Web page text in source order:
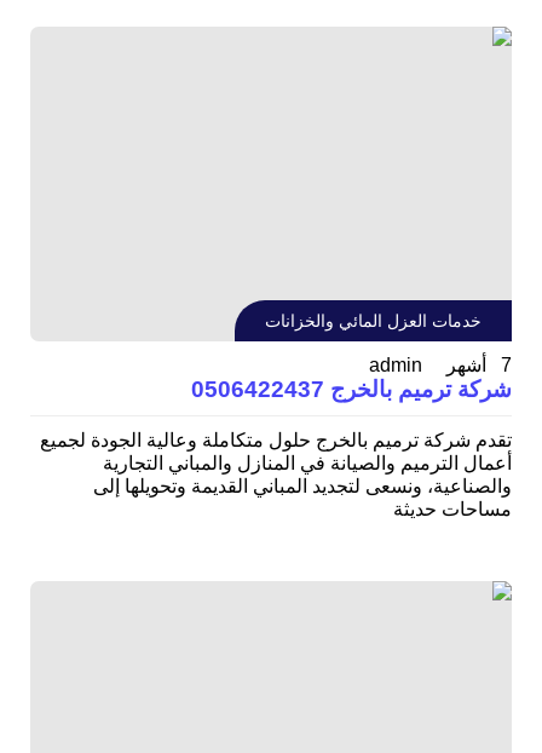
خدمات العزل المائي والخزانات
7 أشهر admin
شركة ترميم بالخرج 0506422437
تقدم شركة ترميم بالخرج حلول متكاملة وعالية الجودة لجميع
أعمال الترميم والصيانة في المنازل والمباني التجارية
والصناعية، ونسعى لتجديد المباني القديمة وتحويلها إلى
مساحات حديثة